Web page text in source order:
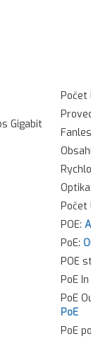
Gigabit
Počet
Optika:
Počet
POE:
PoE:
POE
PoE
PoE
PoE
PoE